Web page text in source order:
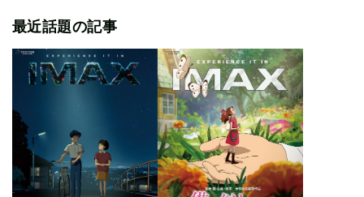
最近話題の記事